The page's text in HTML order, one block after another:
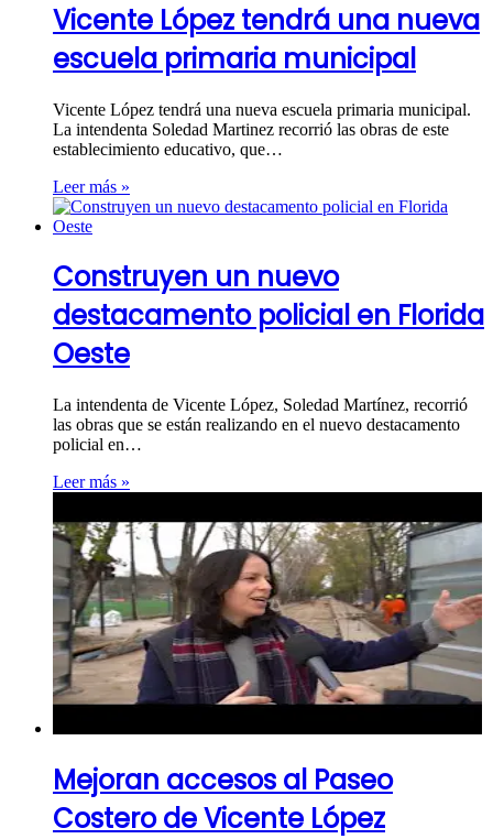
Vicente López tendrá una nueva
escuela primaria municipal
Vicente López tendrá una nueva escuela primaria municipal.
La intendenta Soledad Martinez recorrió las obras de este
establecimiento educativo, que…
Leer más »
Construyen un nuevo
destacamento policial en Florida
Oeste
La intendenta de Vicente López, Soledad Martínez, recorrió
las obras que se están realizando en el nuevo destacamento
policial en…
Leer más »
Mejoran accesos al Paseo
Costero de Vicente López